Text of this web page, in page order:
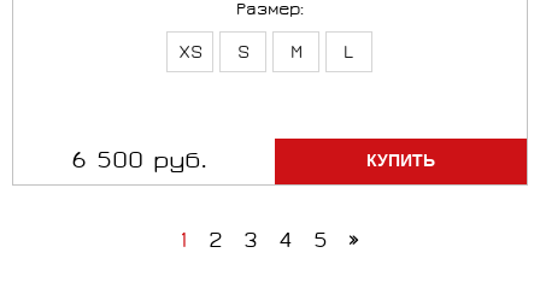
Размер:
XS S M L
6 500 руб.
1 2 3 4 5 »